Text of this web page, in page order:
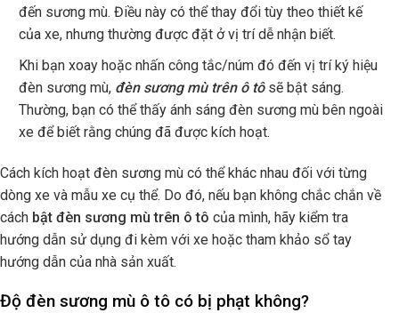
đến sương mù. Điều này có thể thay đổi tùy theo thiết kế
của xe, nhưng thường được đặt ở vị trí dễ nhận biết.
Khi bạn xoay hoặc nhấn công tắc/núm đó đến vị trí ký hiệu
đèn sương mù, đèn sương mù trên ô tôsẽ bật sáng.
Thường, bạn có thể thấy ánh sáng đèn sương mù bên ngoài
xe để biết rằng chúng đã được kích hoạt.
Cách kích hoạt đèn sương mù có thể khác nhau đối với từng
dòng xe và mẫu xe cụ thể. Do đó, nếu bạn không chắc chắn về
cách bật đèn sương mù trên ô tô của mình, hãy kiểm tra
hướng dẫn sử dụng đi kèm với xe hoặc tham khảo sổ tay
hướng dẫn của nhà sản xuất.
Độ đèn sương mù ô tô có bị phạt không?